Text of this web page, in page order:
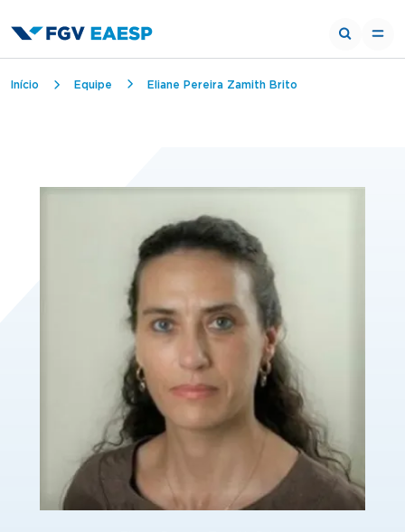
Trilha de navegação
Início Equipe Eliane Pereira Zamith Brito